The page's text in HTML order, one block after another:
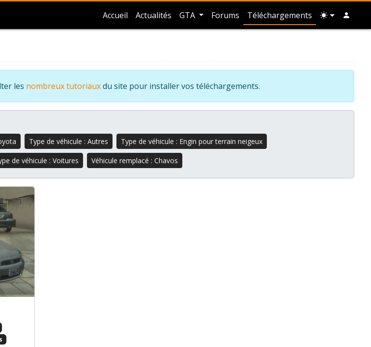
Accueil Actualités GTA Forums Téléchargements
les nombreux tutoriauxdu site pour installer vos téléchargements.
Type de véhicule : Autres Type de véhicule : Engin pour terrain neigeux
de véhicule : Voitures Véhicule remplacé : Chavos